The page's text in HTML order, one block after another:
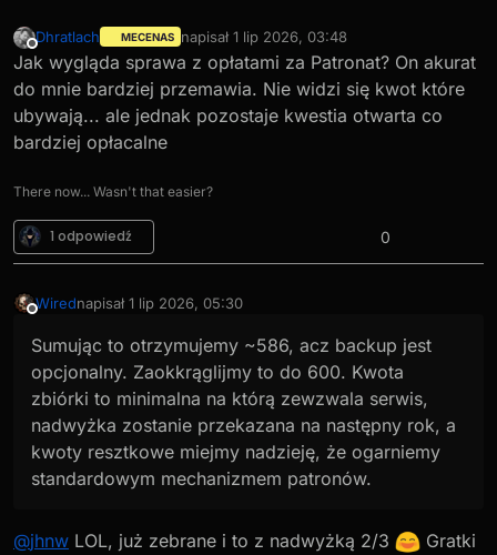
Niedostępny
Dhratlach MECENAS napisał1 lip 2026, 03:48
ostatnio edytowany przez
Jak wygląda sprawa z opłatami za Patronat? On akurat
do mnie bardziej przemawia. Nie widzi się kwot które
ubywają... ale jednak pozostaje kwestia otwarta co
bardziej opłacalne
There now... Wasn't that easier?
1 odpowiedź 0
Niedostępny
Wirednapisał1 lip 2026, 05:30
ostatnio edytowany przez Wired
Sumując to otrzymujemy ~586, acz backup jest
opcjonalny. Zaokkrąglijmy to do 600. Kwota
zbiórki to minimalna na którą zewzwala serwis,
nadwyżka zostanie przekazana na następny rok, a
kwoty resztkowe miejmy nadzieję, że ogarniemy
standardowym mechanizmem patronów.
@jhnw LOL, już zebrane i to z nadwyżką 2/3
Gratki